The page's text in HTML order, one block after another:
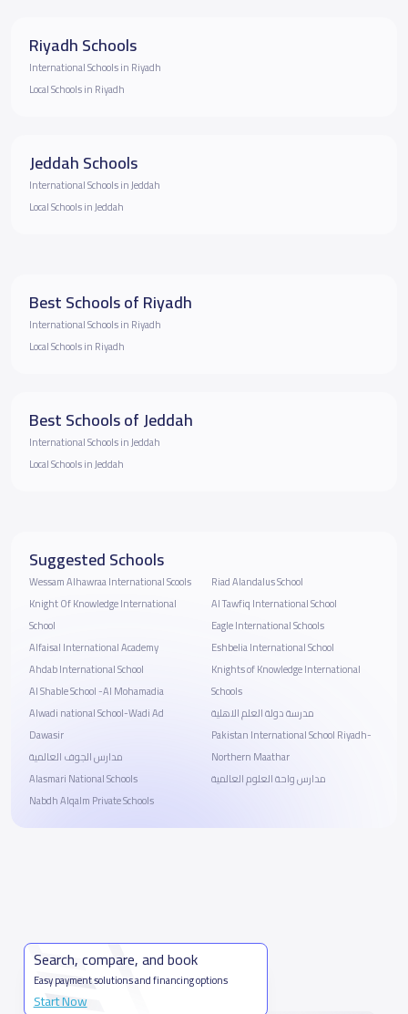
Riyadh Schools
International Schools in Riyadh
Local Schools in Riyadh
Jeddah Schools
International Schools in Jeddah
Local Schools in Jeddah
Best Schools of Riyadh
International Schools in Riyadh
Local Schools in Riyadh
Best Schools of Jeddah
International Schools in Jeddah
Local Schools in Jeddah
Suggested Schools
Wessam Alhawraa International Scools
Knight Of Knowledge International
School
Alfaisal International Academy
Ahdab International School
Al Shable School -Al Mohamadia
Alwadi national School-Wadi Ad
Dawasir
مدارس الجوف العالمية
Alasmari National Schools
Nabdh Alqalm Private Schools
Riad Alandalus School
Al Tawfiq International School
Eagle International Schools
Eshbelia International School
Knights of Knowledge International
Schools
مدرسة دولة العلم الاهلية
Pakistan International School Riyadh-
Northern Maathar
مدارس واحة العلوم العالمية
Search, compare, and book
Easy payment solutions and financing options
Start Now